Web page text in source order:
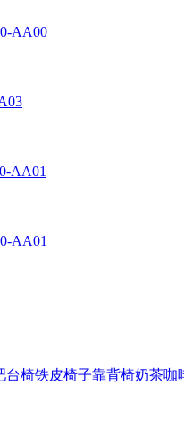
AA00
AA01
AA01
台椅铁皮椅子靠背椅奶茶咖